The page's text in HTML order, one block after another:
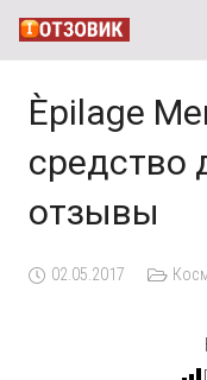
Èpilage
средство
отзывы
02.05.2017